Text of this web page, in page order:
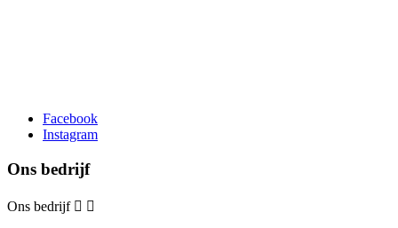
Facebook
Instagram
Ons bedrijf
Ons bedrijf  